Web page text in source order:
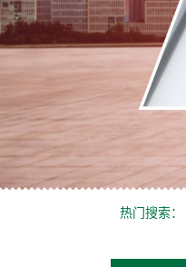
热门搜索：